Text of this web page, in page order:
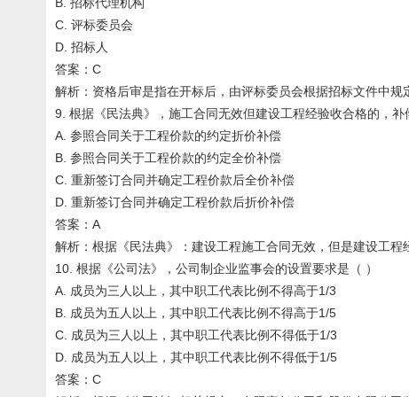
C. 评标委员会
D. 招标人
答案：C
解析：资格后审是指在开标后，由评标委员会根据招标文件中
9. 根据《民法典》，施工合同无效但建设工程经验收合格的，补
A. 参照合同关于工程价款的约定折价补偿
B. 参照合同关于工程价款的约定全价补偿
C. 重新签订合同并确定工程价款后全价补偿
D. 重新签订合同并确定工程价款后折价补偿
答案：A
解析：根据《民法典》：建设工程施工合同无效，但是建设工
10. 根据《公司法》，公司制企业监事会的设置要求是（ ）
A. 成员为三人以上，其中职工代表比例不得高于1/3
B. 成员为五人以上，其中职工代表比例不得高于1/5
C. 成员为三人以上，其中职工代表比例不得低于1/3
D. 成员为五人以上，其中职工代表比例不得低于1/5
答案：C